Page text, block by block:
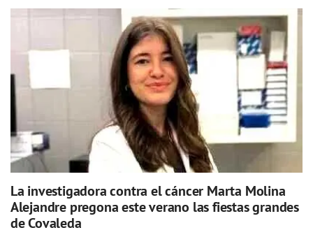
La investigadora contra el cáncer Marta Molina
Alejandre pregona este verano las fiestas grandes
de Covaleda